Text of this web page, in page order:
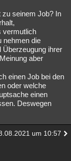
zu seinem Job? In
vermutlich
nehmen die
Überzeugung ihrer
aber
einen Job bei den
oder welche
einen
Deswegen
um 10:57